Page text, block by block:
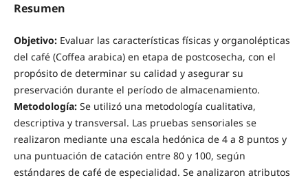
Resumen
Objetivo:Evaluar las características físicas y organolépticas
del café (Coffea arabica) en etapa de postcosecha, con el
propósito de determinar su calidad y asegurar su
preservación durante el período de almacenamiento.
Metodología:Se utilizó una metodología cualitativa,
descriptiva y transversal. Las pruebas sensoriales se
realizaron mediante una escala hedónica de 4 a 8 puntos y
una puntuación de catación entre 80 y 100, según
estándares de café de especialidad. Se analizaron atributos